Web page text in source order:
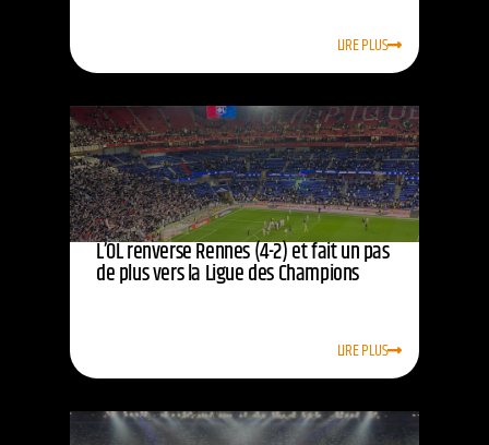
LIRE PLUS
L’OL renverse Rennes (4-2) et fait un pas
de plus vers la Ligue des Champions
LIRE PLUS